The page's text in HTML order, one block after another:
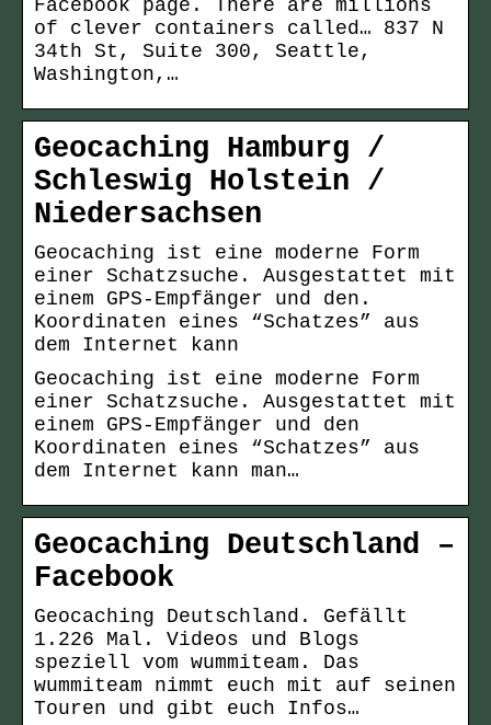
Facebook page. There are millions
of clever containers called… 837 N
34th St, Suite 300, Seattle,
Washington,…
Geocaching Hamburg /
Schleswig Holstein /
Niedersachsen
Geocaching ist eine moderne Form
einer Schatzsuche. Ausgestattet mit
einem GPS-Empfänger und den.
Koordinaten eines “Schatzes” aus
dem Internet kann
Geocaching ist eine moderne Form
einer Schatzsuche. Ausgestattet mit
einem GPS-Empfänger und den
Koordinaten eines “Schatzes” aus
dem Internet kann man…
Geocaching Deutschland –
Facebook
Geocaching Deutschland. Gefällt
1.226 Mal. Videos und Blogs
speziell vom wummiteam. Das
wummiteam nimmt euch mit auf seinen
Touren und gibt euch Infos…